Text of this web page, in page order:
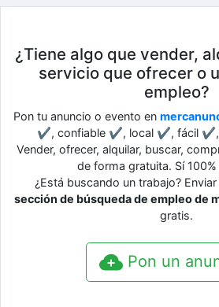
¿Tiene algo que vender,
servicio que ofrecer o
empleo?
Pon tu anuncio o evento en
✔, confiable ✔, local ✔, fácil ✔,
Vender, ofrecer, alquilar, buscar,
de forma gratuita. Sí
¿Está buscando un trabajo?
sección de búsqueda de empleo de
gratis.
Pon un